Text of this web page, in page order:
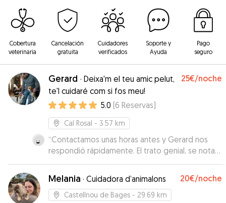
Cobertura
veterinaria
Cancelación
gratuita
Cuidadores
verificados
Soporte y
Ayuda
Pago
seguro
Gerard · Deixa'm el teu amic pelut,
te'l cuidaré com si fos meu!
25€/noche
5.0 (6 Reservas)
Cal Rosal - 3.57 km
“Contactamos unas horas antes y Gerard nos
respondió rápidamente. El trato genial, se nota
que son amantes de los animales. Nos enviaron
fotos para ver q todo iba bien. Muy
recomendable.”
Melania · Cuidadora d’animalons 20€/noche
Castellnou de Bages - 29.69 km